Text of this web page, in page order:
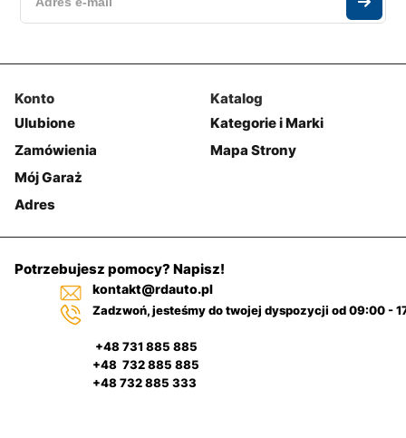
Konto
Ulubione
Zamówienia
Mój Garaż
Adres
Katalog
Kategorie i Marki
Mapa Strony
Potrzebujesz pomocy? Napisz!
kontakt@rdauto.pl
Zadzwoń, jesteśmy do twojej dyspozycji od 09:00 -
+48 731 885 885
+48 732 885 885
+48 732 885 333